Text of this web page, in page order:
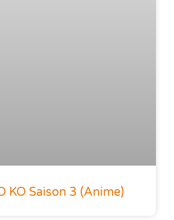
KO Saison 3 (anime)